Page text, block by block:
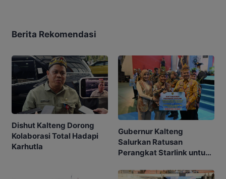
Berita Rekomendasi
Dishut Kalteng Dorong
Kolaborasi Total Hadapi
Karhutla
Gubernur Kalteng
Salurkan Ratusan
Perangkat Starlink untuk